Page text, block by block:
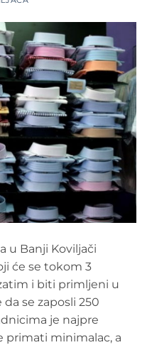
u Banji Koviljači
će se tokom 3
i biti primljeni u
se zaposli 250
je najpre
primati minimalac, a